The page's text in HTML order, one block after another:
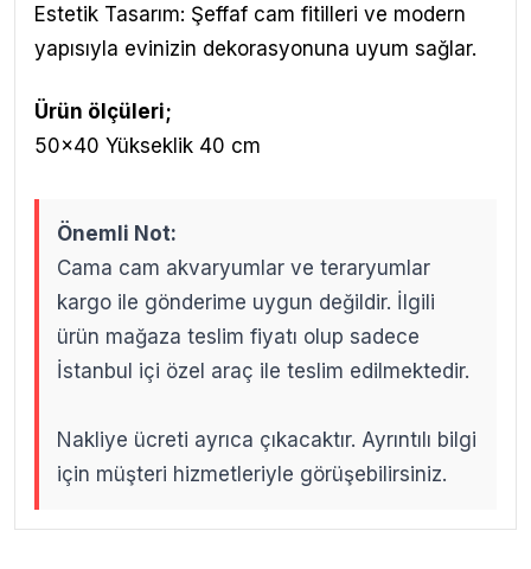
Estetik Tasarım: Şeffaf cam fitilleri ve modern
yapısıyla evinizin dekorasyonuna uyum sağlar.
Ürün ölçüleri;
50x40 Yükseklik 40 cm
Önemli Not:
Cama cam akvaryumlar ve teraryumlar
kargo ile gönderime uygun değildir. İlgili
ürün mağaza teslim fiyatı olup sadece
İstanbul içi özel araç ile teslim edilmektedir.
Nakliye ücreti ayrıca çıkacaktır. Ayrıntılı bilgi
için müşteri hizmetleriyle görüşebilirsiniz.